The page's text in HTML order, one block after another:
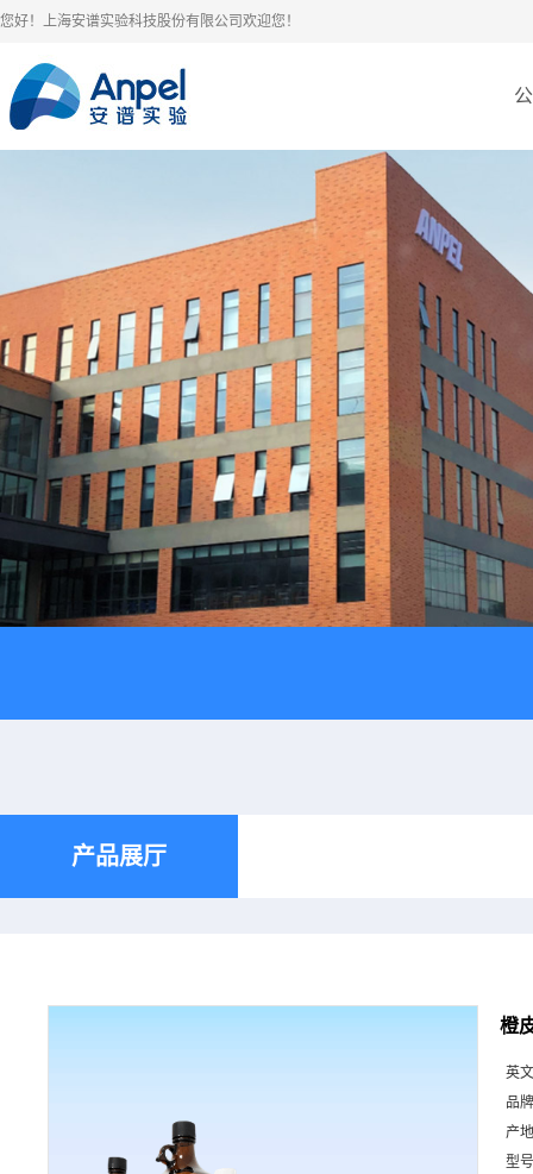
您好！上海安谱实验科技股份有限公司欢迎您！
产品展厅
橙
英
品
产
型